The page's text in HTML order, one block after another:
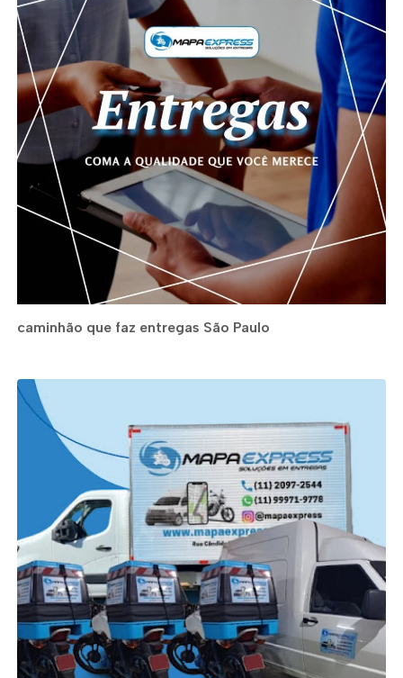
caminhão que faz entregas São Paulo